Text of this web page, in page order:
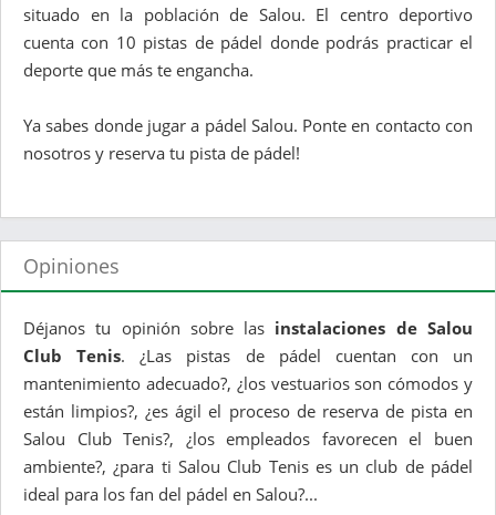
situado en la población de Salou. El centro deportivo
cuenta con 10 pistas de pádel donde podrás practicar el
deporte que más te engancha.
Ya sabes donde jugar a pádel Salou. Ponte en contacto con
nosotros y reserva tu pista de pádel!
Opiniones
Déjanos tu opinión sobre las instalaciones de Salou
Club Tenis. ¿Las pistas de pádel cuentan con un
mantenimiento adecuado?, ¿los vestuarios son cómodos y
están limpios?, ¿es ágil el proceso de reserva de pista en
Salou Club Tenis?, ¿los empleados favorecen el buen
ambiente?, ¿para ti Salou Club Tenis es un club de pádel
ideal para los fan del pádel en Salou?...